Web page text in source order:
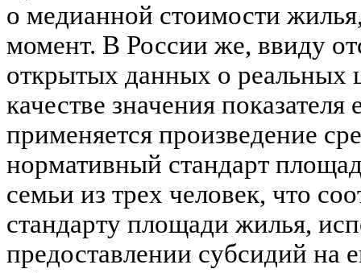
о медианной стоимости
момент. В России же, ввиду
открытых данных о реальных
качестве значения показателя
применяется произведение
нормативный стандарт
семьи из трех человек, что
стандарту площади жилья,
предоставлении субсидий на